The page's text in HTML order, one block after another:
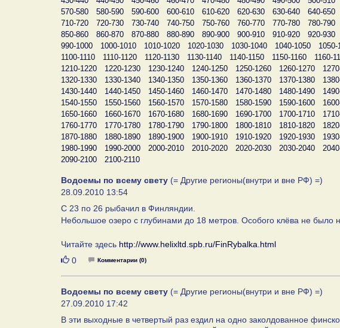
570-580
580-590 590-600 600-610 610-620 620-630 630-640 640-650
710-720
720-730 730-740 740-750 750-760 760-770 770-780 780-790
850-860
860-870 870-880 880-890 890-900 900-910 910-920 920-930
990-1000
1000-1010 1010-1020 1020-1030 1030-1040 1040-1050 1050-
1100-1110
1110-1120 1120-1130 1130-1140 1140-1150 1150-1160 1160-
1210-1220
1220-1230 1230-1240 1240-1250 1250-1260 1260-1270
1320-1330
1330-1340 1340-1350 1350-1360 1360-1370 1370-1380
1430-1440
1440-1450 1450-1460 1460-1470 1470-1480 1480-1490
1540-1550
1550-1560 1560-1570 1570-1580 1580-1590 1590-1600
1650-1660
1660-1670 1670-1680 1680-1690 1690-1700 1700-1710
1760-1770
1770-1780 1780-1790 1790-1800 1800-1810 1810-1820
1870-1880
1880-1890 1890-1900 1900-1910 1910-1920 1920-1930
1980-1990
1990-2000 2000-2010 2010-2020 2020-2030 2030-2040
2090-2100
2100-2110
Водоемы по всему свету (= Другие регионы(внутри и вне РФ) =)
28.09.2010 13:54
С 23 по 26 рыбачил в Финляндии.
Небольшое озеро с глубинами до 18 метров. Особого клёва не было
Читайте здесь http://www.helixltd.spb.ru/FinRybalka.html
Нравится
0 Комментарии (0)
Водоемы по всему свету (= Другие регионы(внутри и вне РФ) =)
27.09.2010 17:42
В эти выходные в четвертый раз ездил на одно заколдованное